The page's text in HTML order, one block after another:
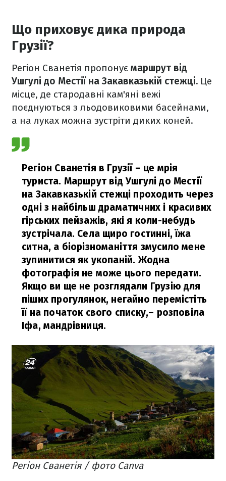
Що приховує дика природа
Грузії?
Регіон Сванетія пропонує маршрут від
Ушгулі до Местії на Закавказькій стежці. Це
місце, де стародавні кам'яні вежі
поєднуються з льодовиковими басейнами,
а на луках можна зустріти диких коней.
Регіон Сванетія в Грузії – це мрія
туриста. Маршрут від Ушгулі до Местії
на Закавказькій стежці проходить через
одні з найбільш драматичних і красивих
гірських пейзажів, які я коли-небудь
зустрічала. Села щиро гостинні, їжа
ситна, а біорізноманіття змусило мене
зупинитися як укопаній. Жодна
фотографія не може цього передати.
Якщо ви ще не розглядали Грузію для
піших прогулянок, негайно перемістіть
її на початок свого списку,– розповіла
Іфа, мандрівниця.
Регіон Сванетія / фото Canva